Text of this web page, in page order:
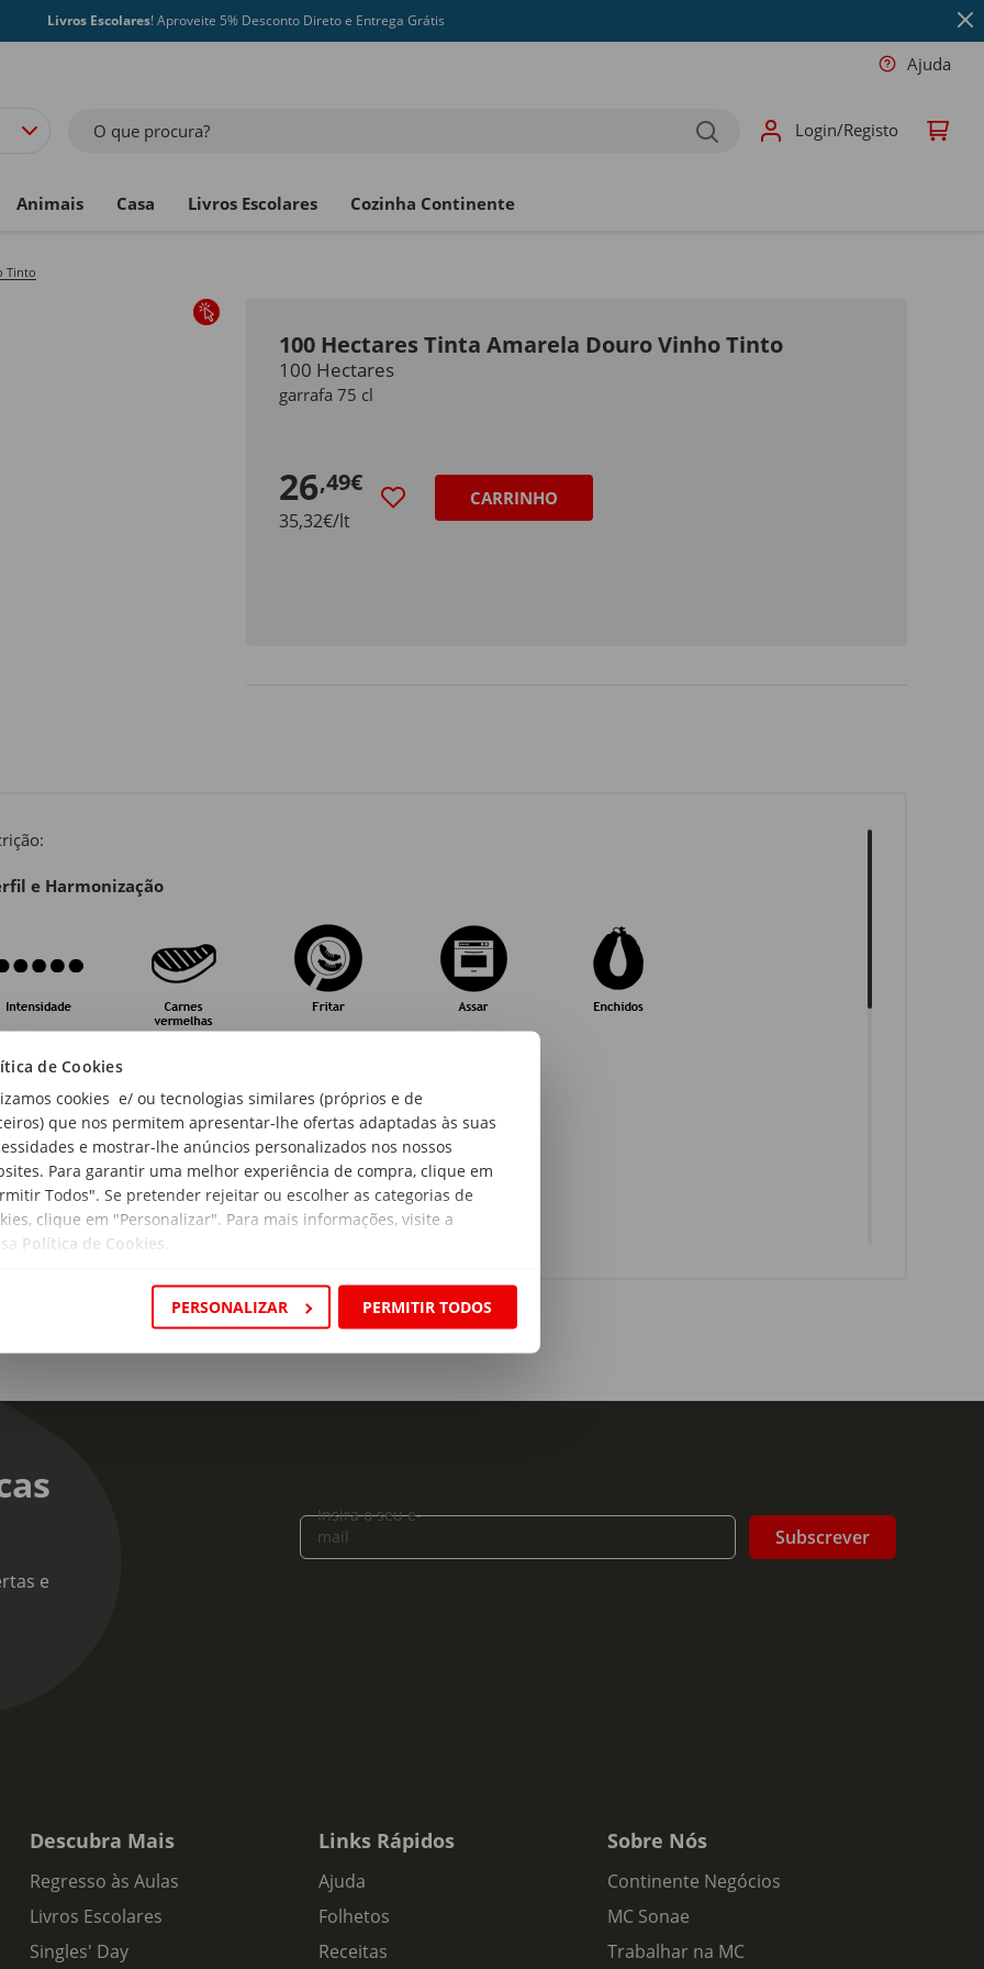
de Cookies
cookies e/ ou tecnologias similares (próprios e de
que nos permitem apresentar-lhe ofertas adaptadas às suas
e mostrar-lhe anúncios personalizados nos nossos
Para garantir uma melhor experiência de compra, clique em
Todos". Se pretender rejeitar ou escolher as categorias de
clique em "Personalizar". Para mais informações, visite a
Política de Cookies
PERSONALIZAR PERMITIR TODOS
Livros Escolares! Aproveite 5% Desconto Direto e Entrega Grátis
Ajuda
O que procura? Login/Registo
Animais Casa Livros Escolares Cozinha Continente
Tinto
100 Hectares Tinta Amarela Douro Vinho Tinto
100 Hectares
garrafa 75 cl
26,49€
35,32€/lt
CARRINHO
e Harmonização
sulfitos.
de produto:
e
Insira o seu e-
mail
Subscrever
Descubra Mais
Regresso às Aulas
Livros Escolares
Singles' Day
Links Rápidos
Ajuda
Folhetos
Receitas
Sobre Nós
Continente Negócios
MC Sonae
Trabalhar na MC